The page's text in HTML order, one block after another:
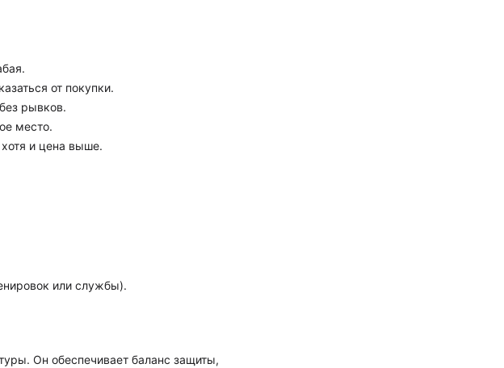
от покупки.
рывков.
место.
и цена выше.
или службы).
Он обеспечивает баланс защиты,